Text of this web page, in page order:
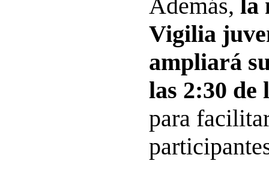
Además, la
Vigilia
ampliará
las 2:30 de
para